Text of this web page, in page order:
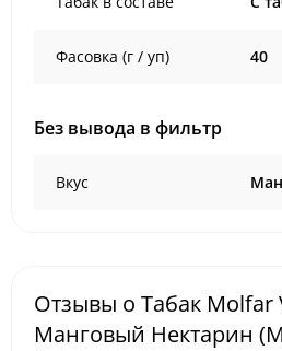
Фасовка (г / уп) 40
Без вывода в фильтр
Вкус
Отзывы о Табак Molfar
Манговый Нектарин